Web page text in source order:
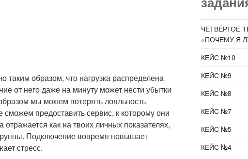
таким образом, что нагрузка распределена
от него даже на минуту может нести убытки
мы можем потерять лояльность
сможем предоставить сервис, к которому они
как на твоих личных показателях,
Подключение вовремя повышает
стресс.
ЧЕТВЁРТОЕ
«ПОЧЕМУ Я
КЕЙС №10
КЕЙС №9
КЕЙС №8
КЕЙС №7
КЕЙС №5
КЕЙС №4